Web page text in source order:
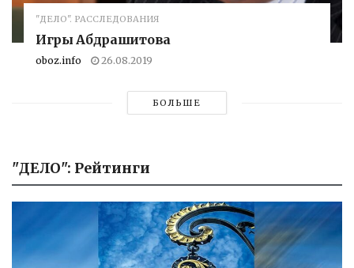
"ДЕЛО". РАССЛЕДОВАНИЯ
Игры Абдрашитова
oboz.info 26.08.2019
БОЛЬШЕ
"ДЕЛО": Рейтинги